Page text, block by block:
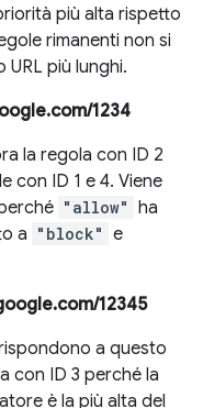
più alta rispetto
rimanenti non si
più lunghi.
1234
la regola con ID 2
con ID 1 e 4. Viene
"allow" ha
a "block" e
12345
a questo
con ID 3 perché la
è la più alta del